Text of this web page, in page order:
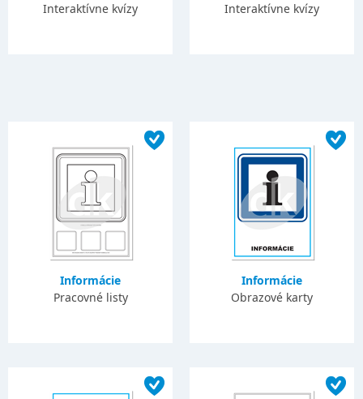
Interaktívne kvízy
Interaktívne kvízy
Informácie
Pracovné listy
Informácie
Obrazové karty